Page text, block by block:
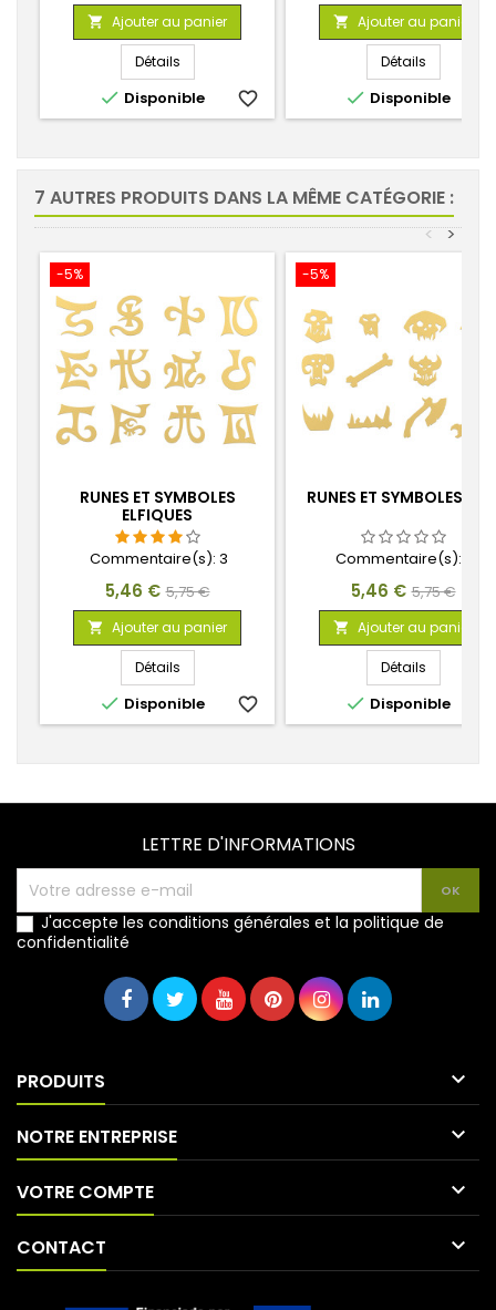
de
base
 Ajouter au panier
Détails
 Disponible favorite_border
de
base
 Ajouter au panier
Détails
 Disponible
7 AUTRES PRODUITS DANS LA MÊME CATÉGORIE :
>
<
-5%
RUNES ET SYMBOLES
ELFIQUES
Commentaire(s): 3
Prix
5,46 € Prix
de
base
5,75 €
 Ajouter au panier
Détails
 Disponible favorite_border
-5%
RUNES ET SYMBOLES
Commentaire(s):
Prix
5,46 € Prix
de
base
5,75 €
 Ajouter au panier
Détails
 Disponible
LETTRE D'INFORMATIONS
J'accepte les conditions générales et la politique de
confidentialité
PRODUITS 
NOTRE ENTREPRISE 
VOTRE COMPTE 
CONTACT 